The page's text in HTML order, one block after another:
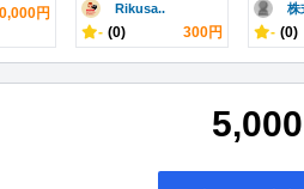
円 Rikusa..
- (0) 300円
株
- (0)
5,000